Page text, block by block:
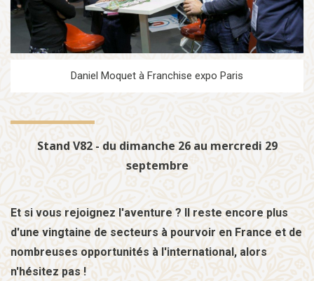
Daniel Moquet à Franchise expo Paris
Stand V82 - du dimanche 26 au mercredi 29
septembre
Et si vous rejoignez l'aventure ? Il reste encore plus
d'une vingtaine de secteurs à pourvoir en France et de
nombreuses opportunités à l'international, alors
n'hésitez pas !